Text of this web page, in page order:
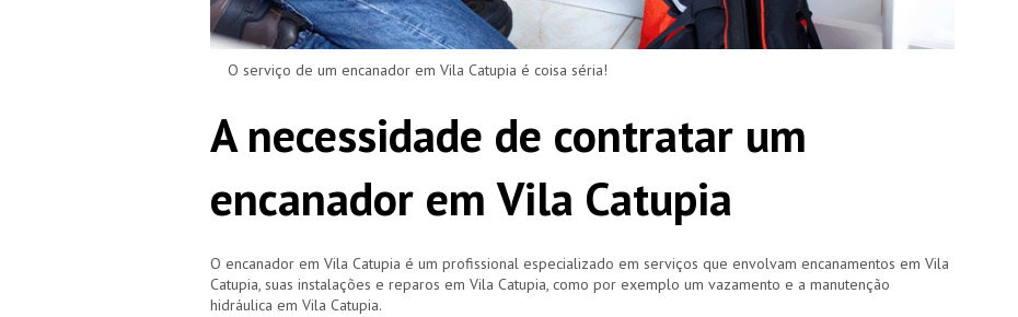
O serviço de um encanador em Vila Catupia é coisa séria!
A necessidade de contratar um
encanador em Vila Catupia
O encanador em Vila Catupia é um profissional especializado em serviços que envolvam encanamentos em Vila
Catupia, suas instalações e reparos em Vila Catupia, como por exemplo um vazamento e a manutenção
hidráulica em Vila Catupia.